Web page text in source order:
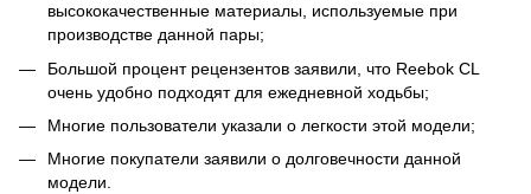
высококачественные материалы, используемые при
производстве данной пары;
Большой процент рецензентов заявили, что Reebok CL
очень удобно подходят для ежедневной ходьбы;
Многие пользователи указали о легкости этой модели;
Многие покупатели заявили о долговечности данной
модели.